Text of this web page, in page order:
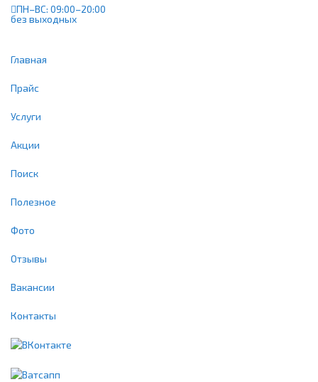
ПН–ВС: 09:00–20:00
без выходных
Главная
Прайс
Услуги
Акции
Поиск
Полезное
Фото
Отзывы
Вакансии
Контакты